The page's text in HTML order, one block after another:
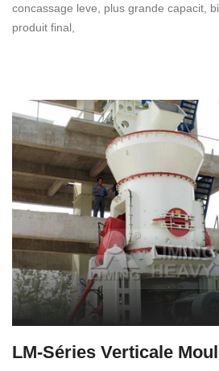
concassage leve, plus grande capacit,
produit final,
LM-Séries Verticale